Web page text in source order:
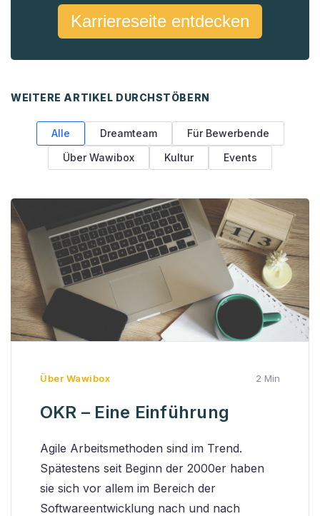
Karriereseite entdecken
WEITERE ARTIKEL DURCHSTÖBERN
Alle Dreamteam
Für Bewerbende
Über Wawibox
Kultur Events
Über Wawibox 2 Min
OKR – Eine Einführung
Agile Arbeitsmethoden sind im Trend.
Spätestens seit Beginn der 2000er haben
sie sich vor allem im Bereich der
Softwareentwicklung nach und nach